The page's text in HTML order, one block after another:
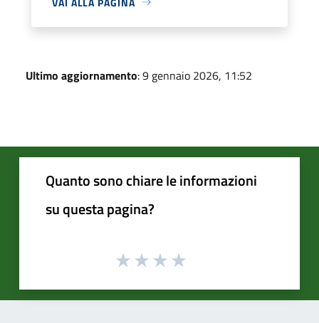
Ultimo aggiornamento: 9 gennaio 2026, 11:52
Quanto sono chiare le informazioni
su questa pagina?